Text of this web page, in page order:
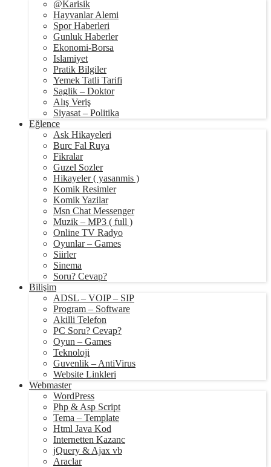
@Karisik
Hayvanlar Alemi
Spor Haberleri
Gunluk Haberler
Ekonomi-Borsa
Islamiyet
Pratik Bilgiler
Yemek Tatli Tarifi
Saglik – Doktor
Alış Veriş
Siyasat – Politika
Eğlence
Ask Hikayeleri
Burc Fal Ruya
Fikralar
Guzel Sozler
Hikayeler ( yasanmis )
Komik Resimler
Komik Yazilar
Msn Chat Messenger
Muzik – MP3 ( full )
Online TV Radyo
Oyunlar – Games
Siirler
Sinema
Soru? Cevap?
Bilişim
ADSL – VOIP – SIP
Program – Software
Akilli Telefon
PC Soru? Cevap?
Oyun – Games
Teknoloji
Guvenlik – AntiVirus
Website Linkleri
Webmaster
WordPress
Php & Asp Script
Tema – Template
Html Java Kod
Internetten Kazanc
jQuery & Ajax vb
Araclar